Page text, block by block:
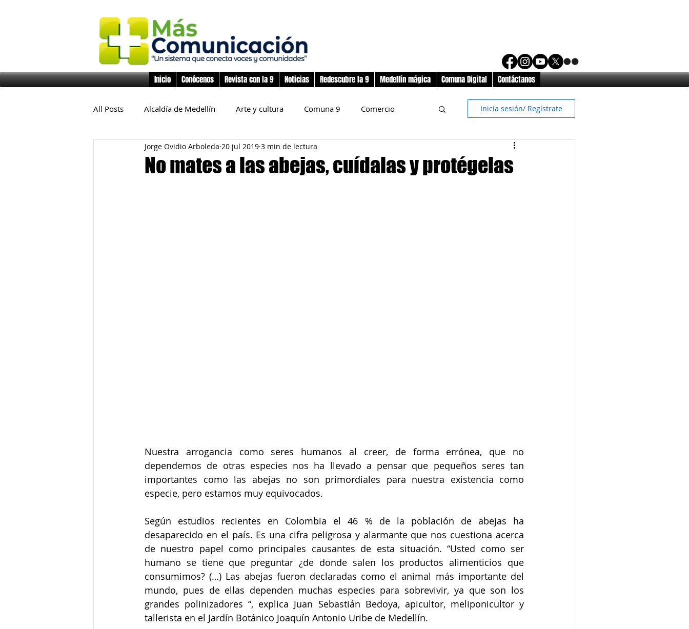
Inicio Conócenos Revista con la 9 Noticias Redescubre la 9 Medellín mágica Comuna Digital Contáctanos
All Posts Alcaldía de Medellín Arte y cultura Comuna 9 Comercio
Educación Derechos Humanos Deporte Flora y fauna
Inicia sesión/ Regístrate
No mates a las abejas, cuídalas y protégelas
Jorge Ovidio Arboleda 20 jul 2019 3 min de lectura
Nuestra arrogancia como seres humanos al creer, de forma errónea, que no
dependemos de otras especies nos ha llevado a pensar que pequeños seres tan
importantes como las abejas no son primordiales para nuestra existencia como
especie, pero estamos muy equivocados.
Según estudios recientes en Colombia el 46 % de la población de abejas ha
desaparecido en el país. Es una cifra peligrosa y alarmante que nos cuestiona acerca
de nuestro papel como principales causantes de esta situación. “Usted como ser
humano se tiene que preguntar ¿de donde salen los productos alimenticios que
consumimos? (…) Las abejas fueron declaradas como el animal más importante del
mundo, pues de ellas dependen muchas especies para sobrevivir, ya que son los
grandes polinizadores “, explica Juan Sebastián Bedoya, apicultor, meliponicultor y
tallerista en el Jardín Botánico Joaquín Antonio Uribe de Medellín.